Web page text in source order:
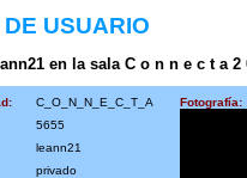
USUARIO
en la sala C o n n e c t a 2
C_O_N_N_E_C_T_A
Fotografía:
5655
leann21
privado